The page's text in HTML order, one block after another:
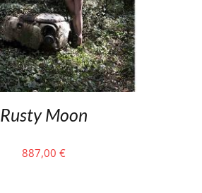
Rusty Moon
887,00 €